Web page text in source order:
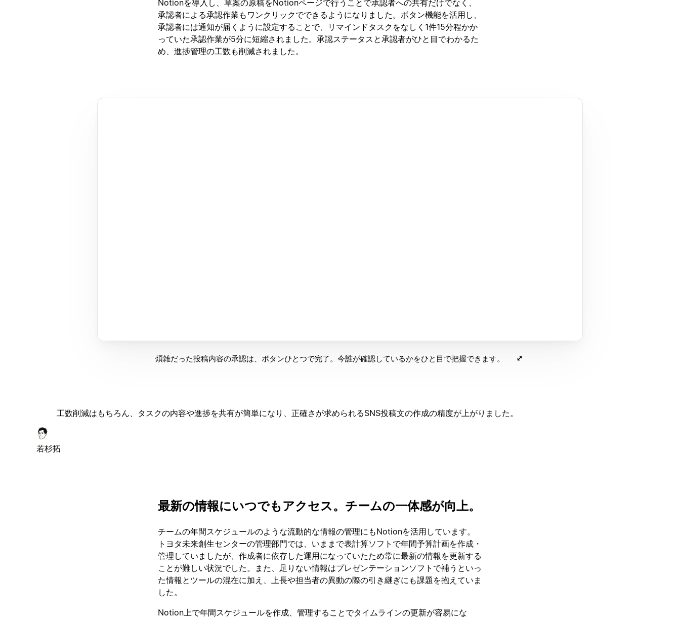
Notionを導入し、草案の原稿をNotionページで行うことで承認者への共有だけでなく、
承認者による承認作業もワンクリックでできるようになりました。ボタン機能を活用し、
承認者には通知が届くように設定することで、リマインドタスクをなしく1件15分程かか
っていた承認作業が5分に短縮されました。承認ステータスと承認者がひと目でわかるた
め、進捗管理の工数も削減されました。
煩雑だった投稿内容の承認は、ボタンひとつで完了。今誰が確認しているかをひと目で把握できます。
工数削減はもちろん、タスクの内容や進捗を共有が簡単になり、正確さが求められるSNS投稿文の作成の精度が上がりました。
若杉拓
最新の情報にいつでもアクセス。チームの一体感が向上。
チームの年間スケジュールのような流動的な情報の管理にもNotionを活用しています。
トヨタ未来創生センターの管理部門では、いままで表計算ソフトで年間予算計画を作成・
管理していましたが、作成者に依存した運用になっていたため常に最新の情報を更新する
ことが難しい状況でした。また、足りない情報はプレゼンテーションソフトで補うといっ
た情報とツールの混在に加え、上長や担当者の異動の際の引き継ぎにも課題を抱えていま
した。
Notion上で年間スケジュールを作成、管理することでタイムラインの更新が容易にな